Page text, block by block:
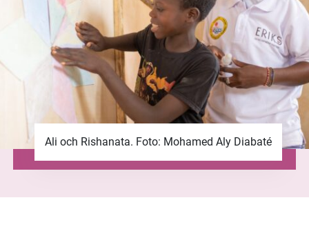
Ali och Rishanata. Foto: Mohamed Aly Diabaté